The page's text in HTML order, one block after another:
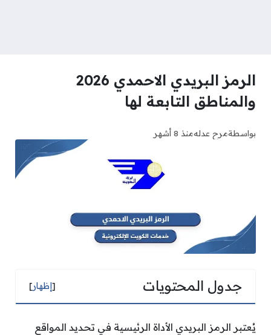
الرمز البريدي الاحمدي 2026
والمناطق التابعة لها
بواسطةمرح عدلهمنذ 8 أشهر
جدول المحتويات [إظهار]
يُعتبر الرمز البريدي الأداة الرئيسية في تحديد المواقع